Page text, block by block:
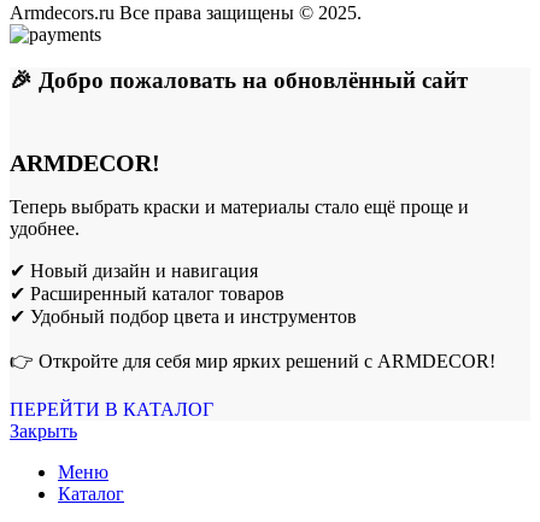
Armdecors.ru Все права защищены © 2025. ​
🎉 Добро пожаловать на обновлённый сайт
ARMDECOR!
Теперь выбрать краски и материалы стало ещё проще и
удобнее.
✔ Новый дизайн и навигация
✔ Расширенный каталог товаров
✔ Удобный подбор цвета и инструментов
👉 Откройте для себя мир ярких решений с ARMDECOR!
ПЕРЕЙТИ В КАТАЛОГ
Закрыть
Меню
Каталог